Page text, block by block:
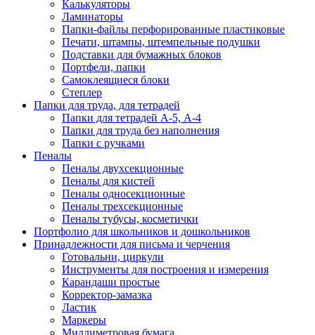
Калькуляторы
Ламинаторы
Папки-файлы перфорированные пластиковые
Печати, штампы, штемпельные подушки
Подставки для бумажных блоков
Портфели, папки
Самоклеящиеся блоки
Степлер
Папки для труда, для тетрадей
Папки для тетрадей А-5, А-4
Папки для труда без наполнения
Папки с ручками
Пеналы
Пеналы двухсекционные
Пеналы для кистей
Пеналы односекционные
Пеналы трехсекционные
Пеналы тубусы, косметички
Портфолио для школьников и дошкольников
Принадлежности для письма и черчения
Готовальни, циркули
Инструменты для построения и измерения
Карандаши простые
Корректор-замазка
Ластик
Маркеры
Миллиметровая бумага